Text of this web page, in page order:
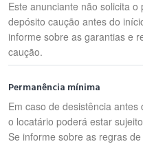
Este anunciante não solicita o
depósito caução antes do
informe sobre as garantias e
caução.
Permanência mínima
Em caso de desistência antes
o locatário poderá estar
Se informe sobre as regras